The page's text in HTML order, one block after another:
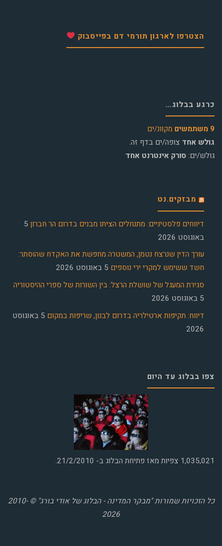
הצטרפו לארגון תורמי דם בפייסבוק
כרגע בבלוג…
9 משתמשים
מקוונ/ים
גולש אחד צופה/ים בדף זה.
גולש/ים: סורק אינטרנט אחד
מבזקים.נט
דיווחים פלסטיניים: מתנחלים הציתו מבנים בדרום הר חברון 5
באוגוסט 2026
עורך הדין שנרצח נטמן, המשטרה מחפשת את האקדח שהוסתר:
חשד ששימש למקרי ירי נוספים 5 באוגוסט 2026
סגירת המעגל של שושלת הרצל: בין השורות של ספרי ההיסטוריה
5 באוגוסט 2026
דיווח: תקיפות ארטילריה בדרום לבנון, שריפות במקום
5 באוגוסט
2026
צפו בבלוג עד היום
1,035,021 צפיות מאז פתיחת הבלוג ב- 21/2/2010.
כל הזכויות שמורות "מבקר המדינה - הבלוג של אודי בורג" © 2010-
2026